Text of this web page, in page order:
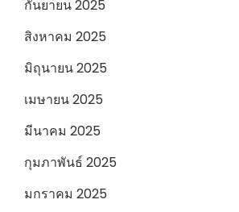
กันยายน 2025
สิงหาคม 2025
มิถุนายน 2025
เมษายน 2025
มีนาคม 2025
กุมภาพันธ์ 2025
มกราคม 2025